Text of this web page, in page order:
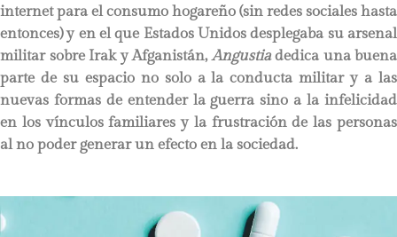
internet para el consumo hogareño (sin redes sociales hasta
entonces) y en el que Estados Unidos desplegaba su arsenal
militar sobre Irak y Afganistán,Angustiadedica una buena
parte de su espacio no solo a la conducta militar y a las
nuevas formas de entender la guerra sino a la infelicidad
en los vínculos familiares y la frustración de las personas
al no poder generar un efecto en la sociedad.